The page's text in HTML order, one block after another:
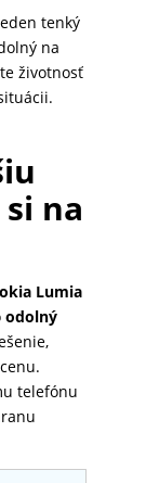
tenký
na
životnosť
na
Lumia
odolný
telefónu